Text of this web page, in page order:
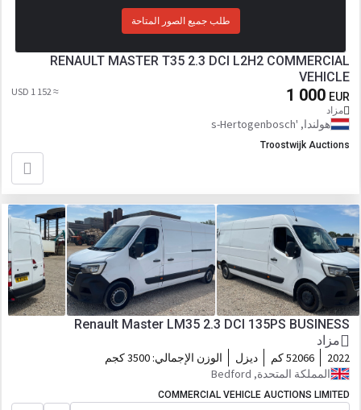
طلب جميع الصور المتاحة
RENAULT MASTER T35 2.3 DCI L2H2 COMMERCIAL
VEHICLE
1 000 EUR
مزاد
≈ 1 152 USD
هولندا, 's-Hertogenbosch
Troostwijk Auctions
Renault Master LM35 2.3 DCI 135PS BUSINESS
مزاد
2022 52066 كم ديزل الوزن الإجمالي: 3500 كجم
المملكة المتحدة, Bedford
COMMERCIAL VEHICLE AUCTIONS LIMITED